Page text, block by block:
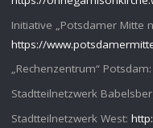
Initiative „Potsdamer Mitte
https://
„Rechenzentrum“ Potsdam:
Stadtteilnetzwerk
Stadtteilnetzwerk West: